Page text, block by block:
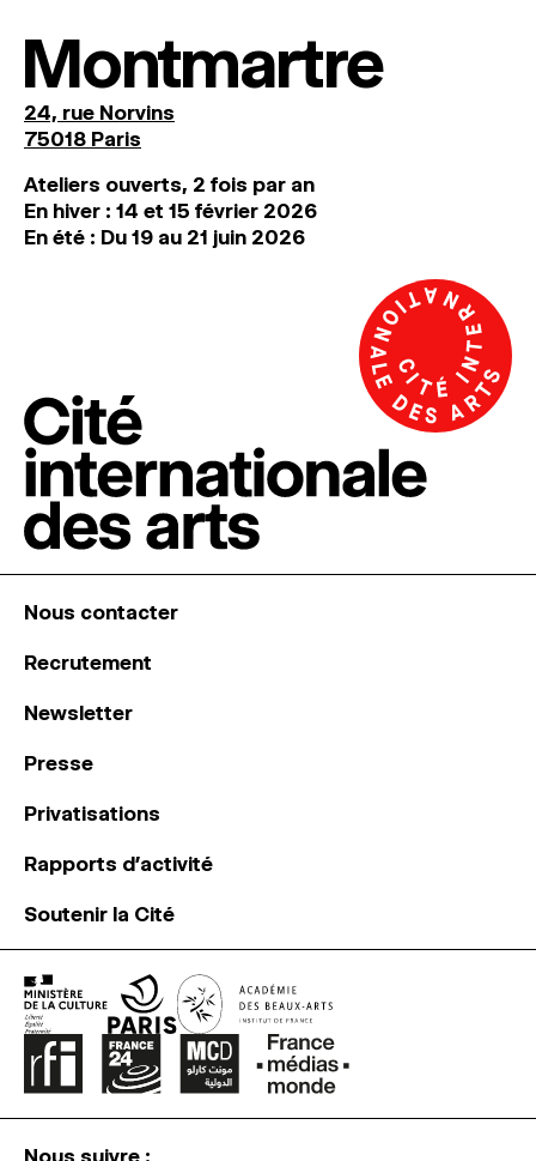
Montmartre
24, rue Norvins
75018 Paris
Ateliers ouverts, 2 fois par an
En hiver : 14 et 15 février 2026
En été : Du 19 au 21 juin 2026
Nous contacter
Recrutement
Newsletter
Presse
Privatisations
Rapports d’activité
Soutenir la Cité
Nous suivre :